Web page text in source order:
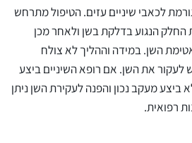
לכאבי שיניים עזים. הטיפול מתרחש
הנגוע בדלקת בשן ולאחר מכן
השן. במידה וההליך לא צולח
לעקור את השן. אם רופא השיניים ביצע
ביצע מעקב נכון והפנה לעקירת השן ניתן
רפואית.